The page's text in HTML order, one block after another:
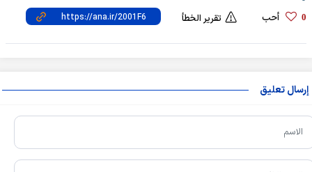
0 أحب تقرير الخطأ
إرسال تعليق